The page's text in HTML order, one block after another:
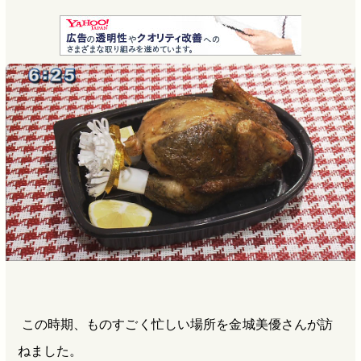
a
c
e
b
o
a
t
e
n
a
i
n
e
h
r
e
a
d
s
この時期、ものすごく忙しい場所を金城美優さんが訪
ねました。